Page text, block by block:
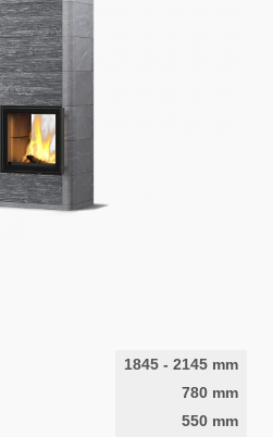
1845 - 2145 mm
780 mm
550 mm